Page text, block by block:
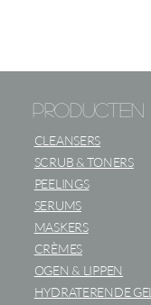
producten
CLEANSERS
SCRUB & TONERS
PEELINGS
SERUMS
MASKERS
CRÈMES
OGEN & LIPPEN
HYDRATERENDE GEL